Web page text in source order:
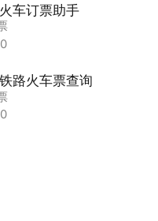
车订票助手
路火车票查询